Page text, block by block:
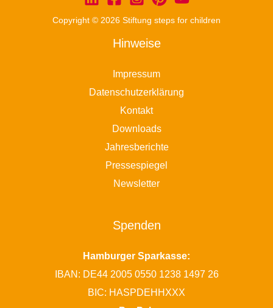
Copyright © 2026 Stiftung steps for children
Hinweise
Impressum
Datenschutzerklärung
Kontakt
Downloads
Jahresberichte
Pressespiegel
Newsletter
Spenden
Hamburger Sparkasse:
IBAN: DE44 2005 0550 1238 1497 26
BIC: HASPDEHHXXX